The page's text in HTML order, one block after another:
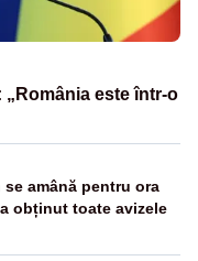
este într-o
amână pentru ora
obținut toate avizele